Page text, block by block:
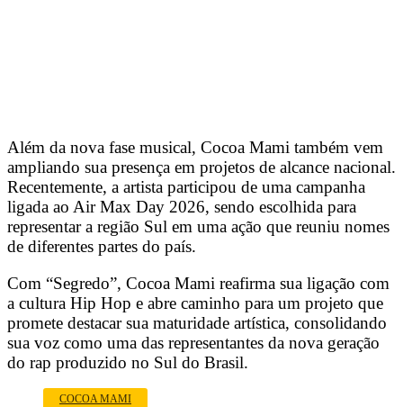
Além da nova fase musical, Cocoa Mami também vem
ampliando sua presença em projetos de alcance nacional.
Recentemente, a artista participou de uma campanha
ligada ao Air Max Day 2026, sendo escolhida para
representar a região Sul em uma ação que reuniu nomes
de diferentes partes do país.
Com “Segredo”, Cocoa Mami reafirma sua ligação com
a cultura Hip Hop e abre caminho para um projeto que
promete destacar sua maturidade artística, consolidando
sua voz como uma das representantes da nova geração
do rap produzido no Sul do Brasil.
COCOA MAMI